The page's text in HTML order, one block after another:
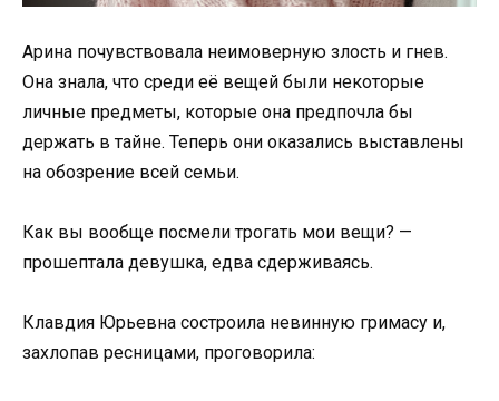
Арина почувствовала неимоверную злость и гнев.
Она знала, что среди её вещей были некоторые
личные предметы, которые она предпочла бы
держать в тайне. Теперь они оказались выставлены
на обозрение всей семьи.
Как вы вообще посмели трогать мои вещи? —
прошептала девушка, едва сдерживаясь.
Клавдия Юрьевна состроила невинную гримасу и,
захлопав ресницами, проговорила: